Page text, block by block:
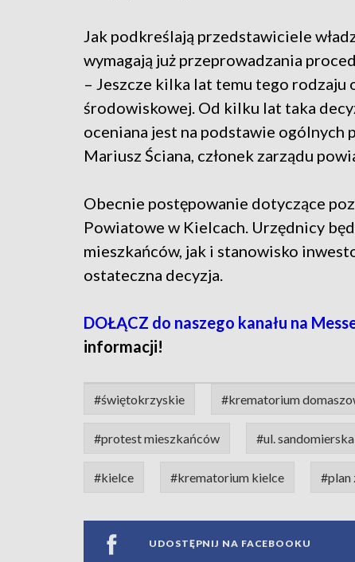
Jak podkreślają przedstawiciele
wymagają już przeprowadzania
– Jeszcze kilka lat temu tego rodzaju
środowiskowej. Od kilku lat taka
oceniana jest na podstawie ogólnych
Mariusz Ściana, członek zarządu
Obecnie postępowanie dotyczące
Powiatowe w Kielcach. Urzędnicy
mieszkańców, jak i stanowisko
ostateczna decyzja.
DOŁĄCZ do naszego kanału na
informacji!
#świętokrzyskie #krematorium
#protest mieszkańców #ul. sandomierska
#kielce #krematorium kielce #plan
UDOSTĘPNIJ NA FACEBOOKU